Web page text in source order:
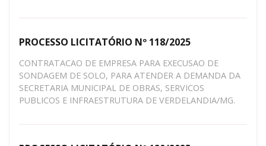
PROCESSO LICITATÓRIO Nº 118/2025
CONTRATACAO DE EMPRESA PARA EXECUSAO DE
SONDAGEM DE SOLO, PARA ATENDER A DEMANDA DA
SECRETARIA MUNICIPAL DE OBRAS, SERVICOS
PUBLICOS E INFRAESTRUTURA DE VERDELANDIA/MG.